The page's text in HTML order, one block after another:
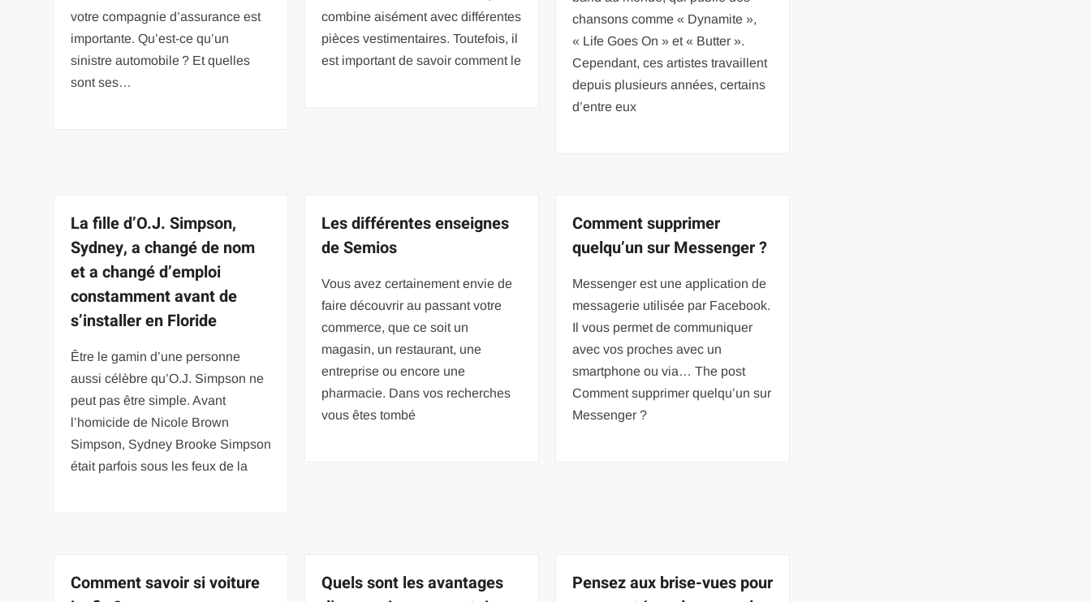
votre compagnie d’assurance est
importante. Qu’est-ce qu’un
sinistre automobile ? Et quelles
sont ses…
combine aisément avec différentes
pièces vestimentaires. Toutefois, il
est important de savoir comment le
chansons comme « Dynamite »,
« Life Goes On » et « Butter ».
Cependant, ces artistes travaillent
depuis plusieurs années, certains
d’entre eux
La fille d’O.J. Simpson,
Sydney, a changé de nom
et a changé d’emploi
constamment avant de
s’installer en Floride
Être le gamin d’une personne
aussi célèbre qu’O.J. Simpson ne
peut pas être simple. Avant
l’homicide de Nicole Brown
Simpson, Sydney Brooke Simpson
était parfois sous les feux de la
Les différentes enseignes
de Semios
Vous avez certainement envie de
faire découvrir au passant votre
commerce, que ce soit un
magasin, un restaurant, une
entreprise ou encore une
pharmacie. Dans vos recherches
vous êtes tombé
Comment supprimer
quelqu’un sur Messenger ?
Messenger est une application de
messagerie utilisée par Facebook.
Il vous permet de communiquer
avec vos proches avec un
smartphone ou via… The post
Comment supprimer quelqu’un sur
Messenger ?
Comment savoir si voiture
Quels sont les avantages
Pensez aux brise-vues pour